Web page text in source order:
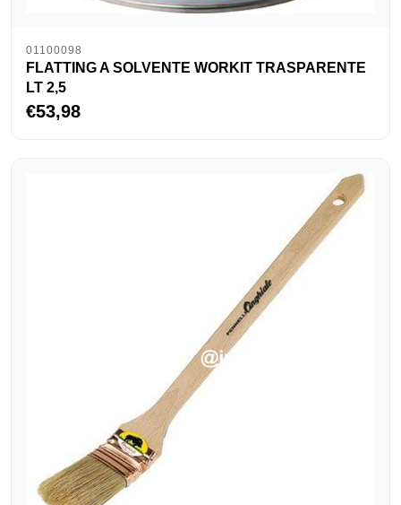
01100098
FLATTING A SOLVENTE WORKIT TRASPARENTE
LT 2,5
€53,98